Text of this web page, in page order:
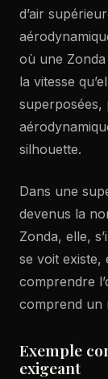
d’air
où une
la vitesse
superposées,
silhouette.
Dans une
devenus la
Zonda, elle,
se voit existe,
comprendre
comprend un
Exemple
exigeant